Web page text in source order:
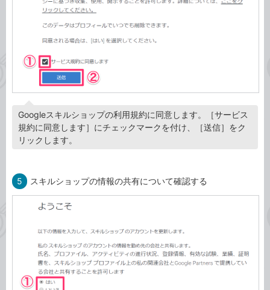
Googleスキルショップの利用規約に同意します。［サービス
規約に同意します］にチェックマークを付け、［送信］をク
リックします。
5 スキルショップの情報の共有について確認する